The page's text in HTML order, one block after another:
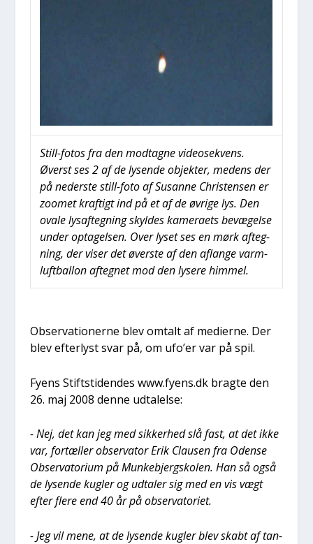
Still-fotos fra den mod­tag­ne video­se­kvens.
Øverst ses 2 af de lysen­de objek­ter, medens der
på neder­ste still-foto af Sus­an­ne Chri­sten­sen er
zoo­met kraf­tigt ind på et af de øvri­ge lys. Den
ova­le lys­af­teg­ning skyl­des kame­ra­ets bevæ­gel­se
under opta­gel­sen. Over lyset ses en mørk afteg­
ning, der viser det øver­ste af den aflan­ge varm­
luft­bal­lon afteg­net mod den lyse­re him­mel.
Obser­va­tio­ner­ne blev omtalt af medi­er­ne. Der
blev efter­lyst svar på, om ufo’er var på spil.
Fyens Stift­s­ti­den­des www.fyens.dk brag­te den
26. maj 2008 den­ne udta­lel­se:
- Nej, det kan jeg med sik­ker­hed slå fast, at det ikke
var, for­tæl­ler obser­va­tor Erik Clau­sen fra Oden­se
Obser­va­to­ri­um på Mun­keb­jergsko­len. Han så også
de lysen­de kug­ler og udta­ler sig med en vis vægt
efter fle­re end 40 år på obser­va­to­ri­et.
- Jeg vil mene, at de lysen­de kug­ler blev skabt af tan­